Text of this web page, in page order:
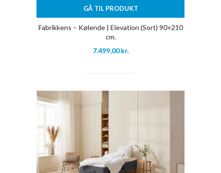
GÅ TIL PRODUKT
Fabrikkens – Kølende | Elevation (Sort) 90×210
cm.
7.499,00kr.